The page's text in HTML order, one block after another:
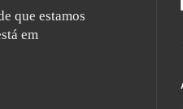
que estamos
em